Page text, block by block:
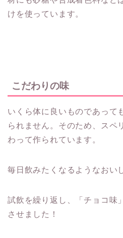
けを使っています。
こだわりの味
いくら体に良いものであって
られません。そのため、スペ
わって作られています。
毎日飲みたくなるようなおい
試飲を繰り返し、「チョコ味
させました！